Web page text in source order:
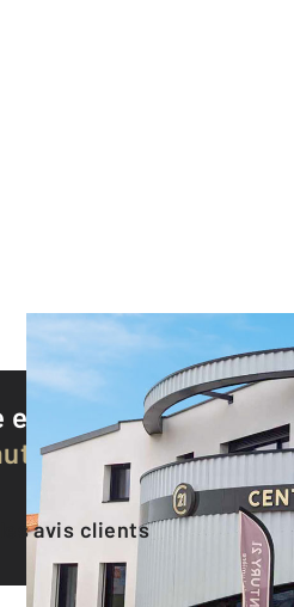
est notée9,4/10
par
les avis clients